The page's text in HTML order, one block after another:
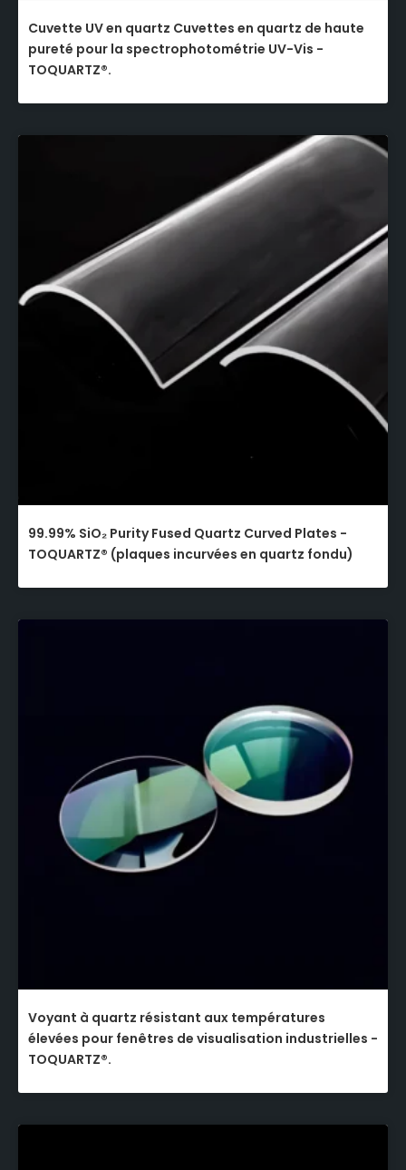
Cuvette UV en quartz Cuvettes en quartz de haute
pureté pour la spectrophotométrie UV-Vis -
TOQUARTZ®.
99.99% SiO₂ Purity Fused Quartz Curved Plates -
TOQUARTZ® (plaques incurvées en quartz fondu)
Voyant à quartz résistant aux températures
élevées pour fenêtres de visualisation industrielles -
TOQUARTZ®.